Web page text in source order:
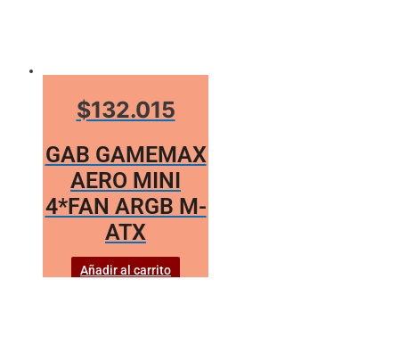
$132.015
GAB GAMEMAX
AERO MINI
4*FAN ARGB M-
ATX
Añadir al carrito